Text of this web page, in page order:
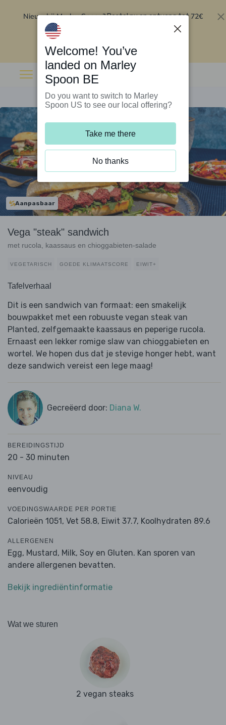
Nieuw bij Marley Spoon?Bestel nu en ontvang tot 72€
Aanpasbaar
Vega "steak" sandwich
met rucola, kaassaus en chioggabieten-salade
VEGETARISCH GOEDE KLIMAATSCORE EIWIT+
Tafelverhaal
Dit is een sandwich van formaat: een smakelijk
bouwpakket met een robuuste vegan steak van
Planted, zelfgemaakte kaassaus en peperige rucola.
Ernaast een lekker romige slaw van chioggabieten en
wortel. We hopen dus dat je stevige honger hebt, want
deze sandwich vereist een lege maag!
Gecreëerd door: Diana W.
BEREIDINGSTIJD
20 - 30 minuten
NIVEAU
eenvoudig
VOEDINGSWAARDE PER PORTIE
Calorieën 1051, Vet 58.8, Eiwit 37.7, Koolhydraten 89.6
ALLERGENEN
Egg, Mustard, Milk, Soy en Gluten. Kan sporen van
andere allergenen bevatten.
Bekijk ingrediëntinformatie
Wat we sturen
2 vegan steaks
Welcome! You’ve
landed on Marley
Spoon BE
Do you want to switch to Marley
Spoon US to see our local offering?
Take me there
No thanks